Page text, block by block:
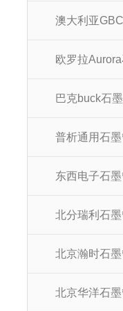
巴克buck石
普析通用石
东西电子石
北分瑞利石
北京瀚时石
北京华洋石